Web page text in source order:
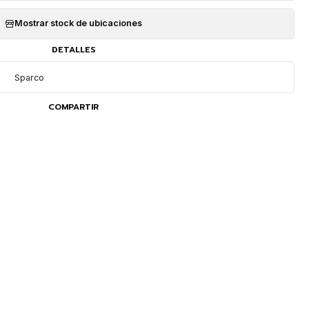
Mostrar stock de ubicaciones
DETALLES
Sparco
COMPARTIR